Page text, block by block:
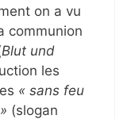
on a vu
communion
Blut und
les
« sans feu
(slogan